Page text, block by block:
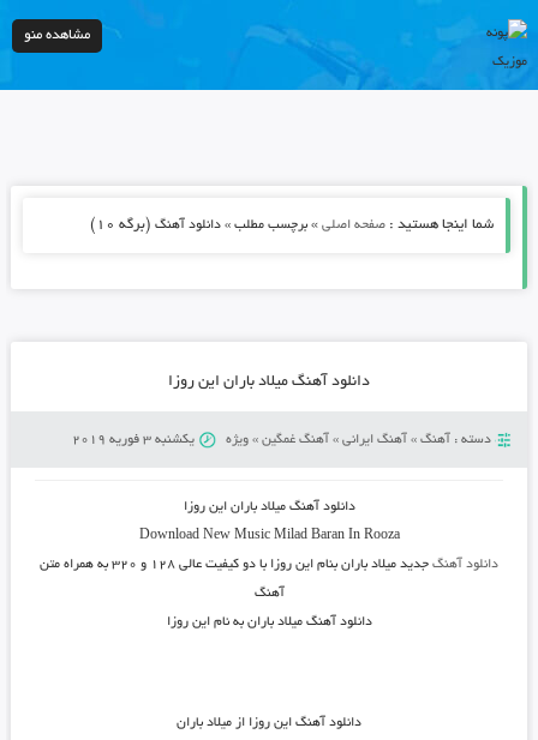
مشاهده منو
شما اینجا هستید : صفحه اصلی» برچسب مطلب » دانلود آهنگ(برگه 10)
دانلود آهنگ میلاد باران این روزا
دسته : آهنگ» آهنگ ایرانی» آهنگ غمگین» ویژه یکشنبه 3 فوریه 2019
دانلود آهنگمیلاد باران این روزا
Download New Music Milad Baran In Rooza
دانلود آهنگجدید میلاد باران بنام این روزا
با دو کیفیت عالی ۱۲۸ و ۳۲۰ به همراه متن
آهنگ
دانلود آهنگ میلاد باران به نام این روزا
دانلود آهنگاین روزا از میلاد باران